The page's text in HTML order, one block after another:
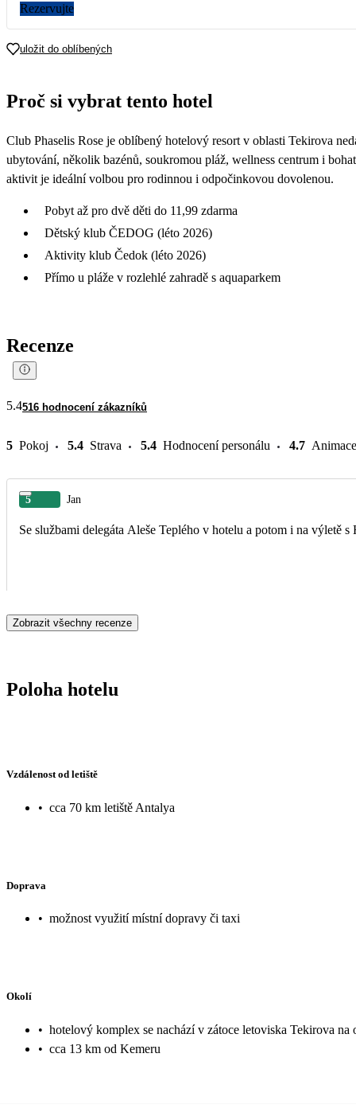
Rezervujte
uložit do oblíbených
Proč si vybrat tento hotel
Club Phaselis Rose je oblíbený hotelový resort v oblasti Tekirova
ubytování, několik bazénů, soukromou pláž, wellness centrum i
aktivit je ideální volbou pro rodinnou i odpočinkovou dovolenou.
Pobyt až pro dvě děti do 11,99 zdarma
Dětský klub ČEDOG (léto 2026)
Aktivity klub Čedok (léto 2026)
Přímo u pláže v rozlehlé zahradě s aquaparkem
Recenze
5.4516 hodnocení zákazníků
5 Pokoj 5.4 Strava 5.4 Hodnocení personálu 4.7 Animace
5 Jan
Zobrazit všechny recenze
Poloha hotelu
Vzdálenost od letiště
• cca 70 km letiště Antalya
Doprava
• možnost využití místní dopravy či taxi
Okolí
• hotelový komplex se nachází v zátoce letoviska Tekirova na
• cca 13 km od Kemeru